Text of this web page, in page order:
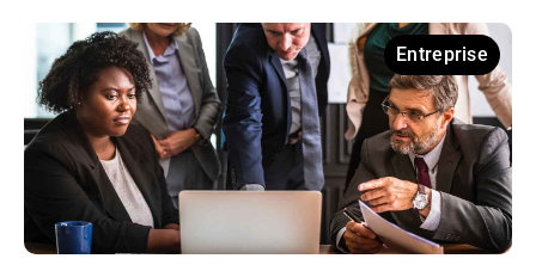
Entreprise